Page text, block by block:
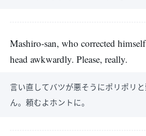
Mashiro-san, who corrected
head awkwardly. Please, really.
言い直してバツが悪そうにポリポリ
ん。頼むよホントに。